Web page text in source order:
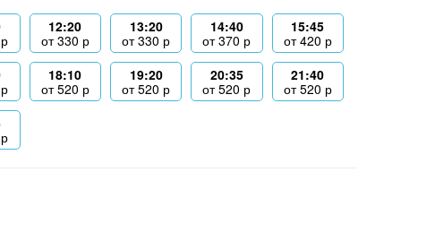
р
12:20
от330 р
13:20
от330 р
14:40
от370 р
15:45
от420 р
р
18:10
от520 р
19:20
от520 р
20:35
от520 р
21:40
от520 р
р